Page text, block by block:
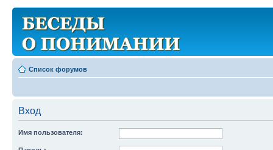
Список форумов
Вход
Имя пользователя: